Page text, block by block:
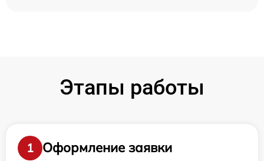
Этапы работы
1
Оформление заявки